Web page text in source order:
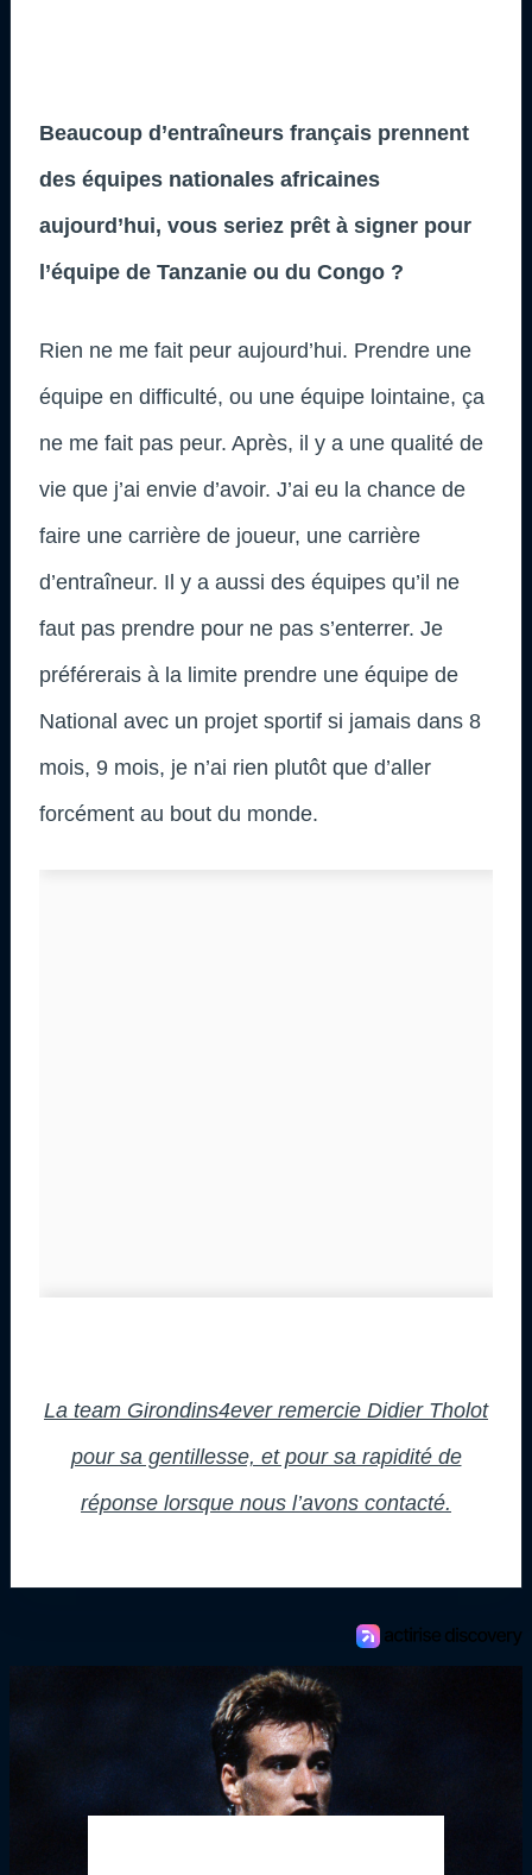
Beaucoup d’entraîneurs français prennent
des équipes nationales africaines
aujourd’hui, vous seriez prêt à signer pour
l’équipe de Tanzanie ou du Congo ?
Rien ne me fait peur aujourd’hui. Prendre une
équipe en difficulté, ou une équipe lointaine, ça
ne me fait pas peur. Après, il y a une qualité de
vie que j’ai envie d’avoir. J’ai eu la chance de
faire une carrière de joueur, une carrière
d’entraîneur. Il y a aussi des équipes qu’il ne
faut pas prendre pour ne pas s’enterrer. Je
préférerais à la limite prendre une équipe de
National avec un projet sportif si jamais dans 8
mois, 9 mois, je n’ai rien plutôt que d’aller
forcément au bout du monde.
La team Girondins4ever remercie Didier Tholot
pour sa gentillesse, et pour sa rapidité de
réponse lorsque nous l’avons contacté.